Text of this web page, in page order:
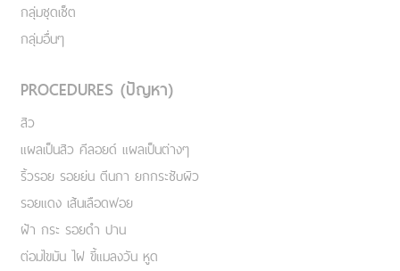
กลุ่มชุดเซ็ต
กลุ่มอื่นๆ
PROCEDURES (ปัญหา)
สิว
แผลเป็นสิว คีลอยด์ แผลเป็นต่างๆ
ริ้วรอย รอยย่น ตีนกา ยกกระชับผิว
รอยแดง เส้นเลือดฟอย
ฝ้า กระ รอยดำ ปาน
ต่อมไขมัน ไฝ ขี้แมลงวัน หูด